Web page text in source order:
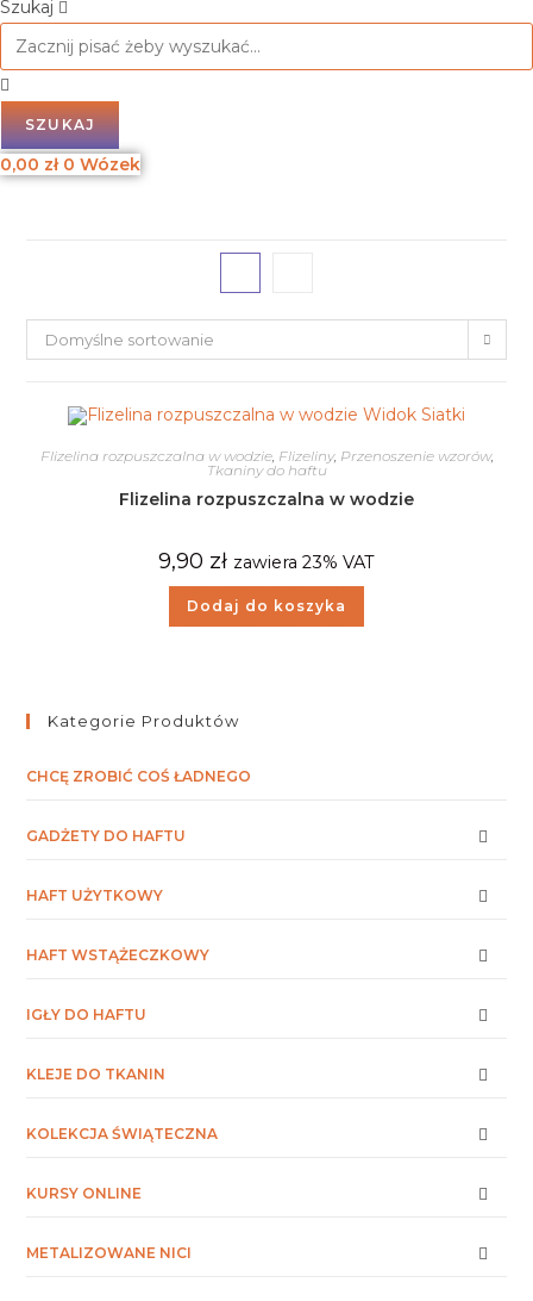
Szukaj
SZUKAJ
0,00 zł 0 Wózek
Domyślne sortowanie
Widok Siatki
Flizelina rozpuszczalna w wodzie, Flizeliny, Przenoszenie wzorów,
Tkaniny do haftu
Flizelina rozpuszczalna w wodzie
9,90 zł zawiera 23% VAT
Dodaj do koszyka
Kategorie Produktów
CHCĘ ZROBIĆ COŚ ŁADNEGO
GADŻETY DO HAFTU
HAFT UŻYTKOWY
HAFT WSTĄŻECZKOWY
IGŁY DO HAFTU
KLEJE DO TKANIN
KOLEKCJA ŚWIĄTECZNA
KURSY ONLINE
METALIZOWANE NICI